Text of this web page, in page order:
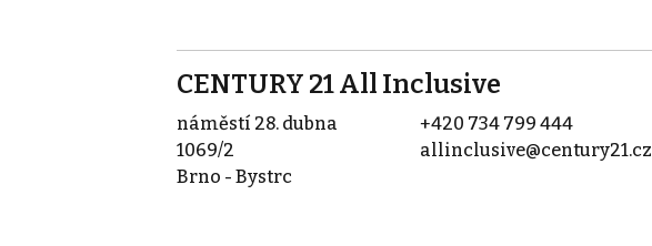
CENTURY 21 All Inclusive
náměstí 28. dubna
1069/2
Brno - Bystrc
+420 734 799 444
allinclusive@century21.cz